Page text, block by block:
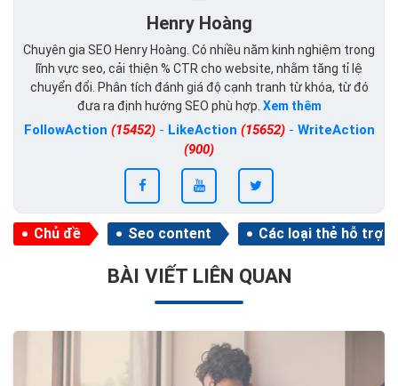
Henry Hoàng
Chuyên gia SEO Henry Hoàng. Có nhiều năm kinh nghiệm trong
lĩnh vực seo, cải thiện % CTR cho website, nhằm tăng tỉ lệ
chuyển đổi. Phân tích đánh giá độ cạnh tranh từ khóa, từ đó
đưa ra định hướng SEO phù hợp. Xem thêm
FollowAction (15452)- LikeAction (15652)- WriteAction
(900)
Chủ đề Seo content Các loại thẻ hỗ trợ
BÀI VIẾT LIÊN QUAN